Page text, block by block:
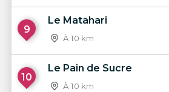
9
Le Matahari
À 10 km
10
Le Pain de Sucre
À 10 km